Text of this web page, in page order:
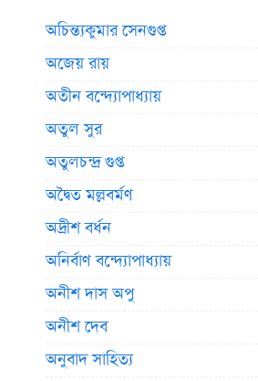
অচিন্ত্যকুমার সেনগুপ্ত
অজেয় রায়
অতীন বন্দ্যোপাধ্যায়
অতুল সুর
অতুলচন্দ্র গুপ্ত
অদ্বৈত মল্লবর্মণ
অদ্রীশ বর্ধন
অনির্বাণ বন্দ্যোপাধ্যায়
অনীশ দাস অপু
অনীশ দেব
অনুবাদ সাহিত্য